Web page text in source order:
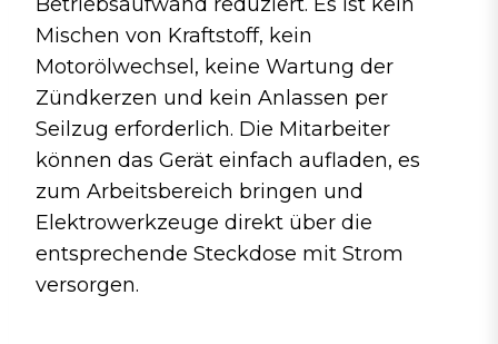
Mischen von Kraftstoff, kein
Motorölwechsel, keine Wartung der
Zündkerzen und kein Anlassen per
Seilzug erforderlich. Die Mitarbeiter
können das Gerät einfach aufladen, es
zum Arbeitsbereich bringen und
Elektrowerkzeuge direkt über die
entsprechende Steckdose mit Strom
versorgen.